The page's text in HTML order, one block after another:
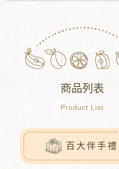
商品列表
Product List
百大伴手禮